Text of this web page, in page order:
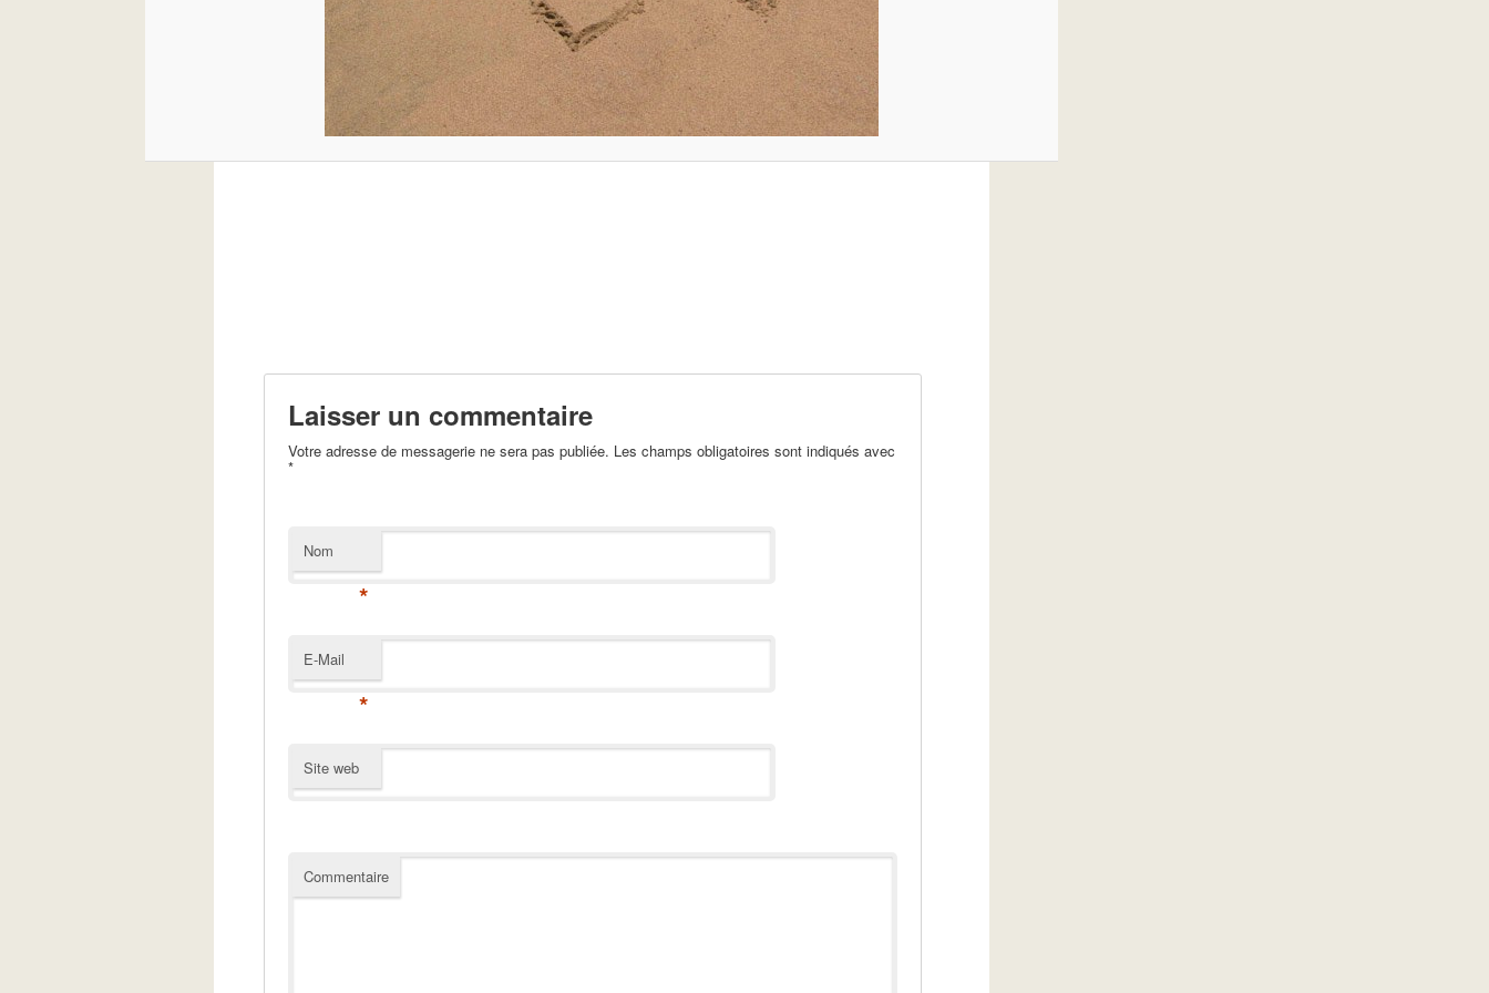
Laisser un commentaire
Votre adresse de messagerie ne sera pas publiée. Les champs obligatoires sont indiqués avec
*
Nom
*
E-Mail
*
Site web
Commentaire